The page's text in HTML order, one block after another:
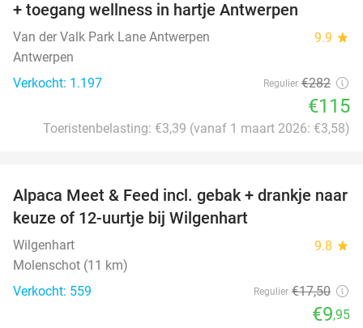
+ toegang wellness in hartje Antwerpen
Van der Valk Park Lane Antwerpen 9.9 star
Antwerpen
Verkocht: 1.197
Regulier €282
€115
Toeristenbelasting: €3,39 (vanaf 1 maart 2026: €3,58)
43%
Alpaca Meet & Feed incl. gebak + drankje naar
keuze of 12-uurtje bij Wilgenhart
Wilgenhart 9.8 star
Molenschot (11 km)
Verkocht: 559
Regulier €17,50
€9,95